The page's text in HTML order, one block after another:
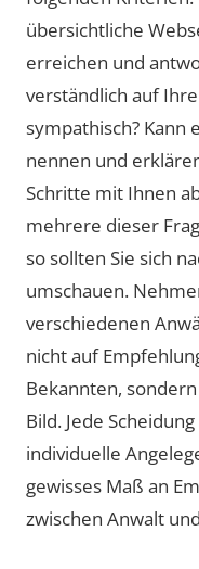
übersichtliche
erreichen und
verständlich auf
sympathisch? Kann
nennen und
Schritte mit Ihnen
mehrere dieser
so sollten Sie sich
umschauen.
verschiedenen
nicht auf
Bekannten,
Bild. Jede
individuelle
gewisses Maß an
zwischen Anwalt